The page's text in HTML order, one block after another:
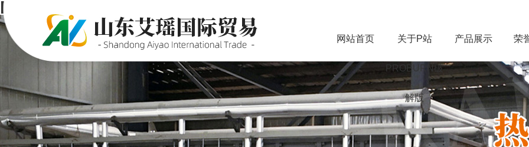
P站PROBURN破解版,P站PROBURN手机网页版,P站最新版下载
网站首页 关于P站
PROBURN破
解版
产品展示 荣